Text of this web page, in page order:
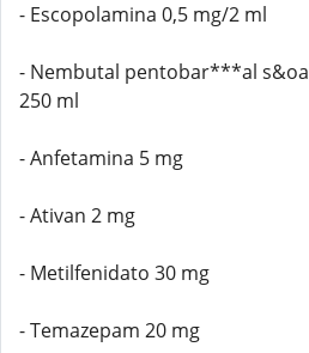
- Escopolamina 0,5 mg/2 ml
- Nembutal pentobar***al
250 ml
- Anfetamina 5 mg
- Ativan 2 mg
- Metilfenidato 30 mg
- Temazepam 20 mg